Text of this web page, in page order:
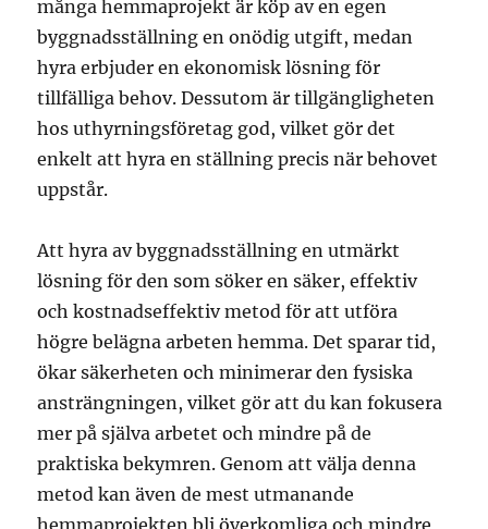
många hemmaprojekt är köp av en egen
byggnadsställning en onödig utgift, medan
hyra erbjuder en ekonomisk lösning för
tillfälliga behov. Dessutom är tillgängligheten
hos uthyrningsföretag god, vilket gör det
enkelt att hyra en ställning precis när behovet
uppstår.
Att hyra av byggnadsställning en utmärkt
lösning för den som söker en säker, effektiv
och kostnadseffektiv metod för att utföra
högre belägna arbeten hemma. Det sparar tid,
ökar säkerheten och minimerar den fysiska
ansträngningen, vilket gör att du kan fokusera
mer på själva arbetet och mindre på de
praktiska bekymren. Genom att välja denna
metod kan även de mest utmanande